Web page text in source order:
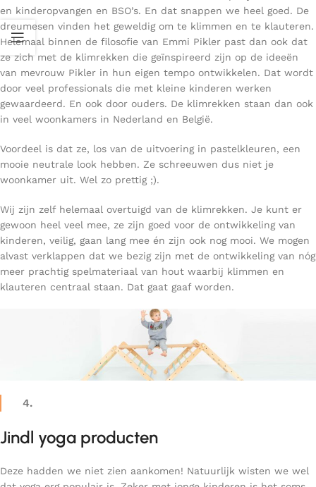
en kinderopvangen en BSO’s. En dat snappen we heel goed. De
dreumesen vinden het geweldig om te klimmen en te klauteren.
Helemaal binnen de filosofie van Emmi Pikler past dan ook dat
ze zich met de klimrekken die geïnspireerd zijn op de ideeën
van mevrouw Pikler in hun eigen tempo ontwikkelen. Dat wordt
door veel professionals die met kleine kinderen werken
gewaardeerd. En ook door ouders. De klimrekken staan dan ook
in veel woonkamers in Nederland en België.
Voordeel is dat ze, los van de uitvoering in pastelkleuren, een
mooie neutrale look hebben. Ze schreeuwen dus niet je
woonkamer uit. Wel zo prettig ;).
Wij zijn zelf helemaal overtuigd van de klimrekken. Je kunt er
gewoon heel veel mee, ze zijn goed voor de ontwikkeling van
kinderen, veilig, gaan lang mee én zijn ook nog mooi. We mogen
alvast verklappen dat we bezig zijn met de ontwikkeling van nóg
meer prachtig spelmateriaal van hout waarbij klimmen en
klauteren centraal staan. Dat gaat gaaf worden.
4.
Jindl yoga producten
Deze hadden we niet zien aankomen! Natuurlijk wisten we wel